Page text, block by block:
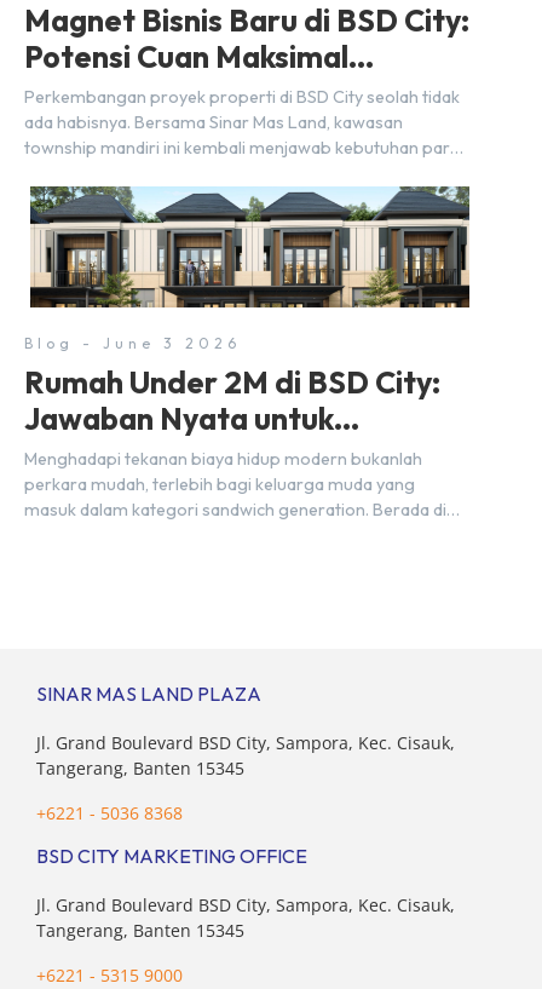
Magnet Bisnis Baru di BSD City:
Potensi Cuan Maksimal
Selangkah dari Stasiun
Perkembangan proyek properti di BSD City seolah tidak
ada habisnya. Bersama Sinar Mas Land, kawasan
township mandiri ini kembali menjawab kebutuhan para
lewat kehadiran Wander Alley Walk. Ruko terbaru di BSD
City ini datang dengan keunggulan geografis yang
sangat strategis. Letaknya menempel langsung dengan
dua pusat pergerakan massa […]
Blog - June 3 2026
Rumah Under 2M di BSD City:
Jawaban Nyata untuk
Kebutuhan Generasi Sandwich
Menghadapi tekanan biaya hidup modern bukanlah
perkara mudah, terlebih bagi keluarga muda yang
masuk dalam kategori sandwich generation. Berada di
SINAR MAS LAND PLAZA
Jl. Grand Boulevard BSD City, Sampora, Kec. Cisauk,
Tangerang, Banten 15345
+6221 - 5036 8368
BSD CITY MARKETING OFFICE
Jl. Grand Boulevard BSD City, Sampora, Kec. Cisauk,
Tangerang, Banten 15345
+6221 - 5315 9000